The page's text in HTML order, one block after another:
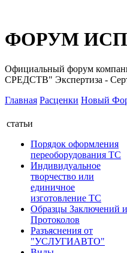
ФОРУМ
Официальный форум
СРЕДСТВ" Экспертиза -
Главная Расценки Новый
статьи
Порядок оформления
переоборудования ТС
Индивидуальное
творчество или
единичное
изготовление ТС
Образцы Заключений и
Протоколов
Разъяснения от
"УСЛУГИАВТО"